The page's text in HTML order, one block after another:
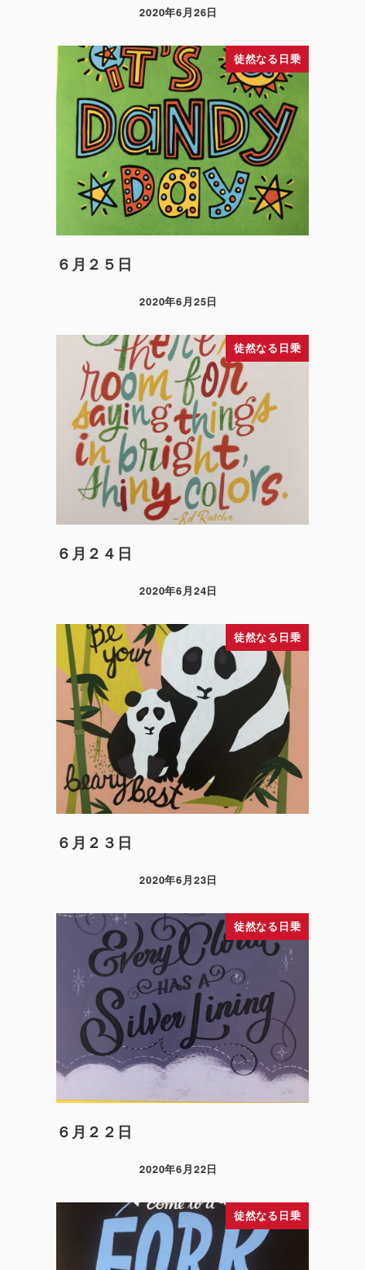
2020年6月26日
徒然なる日乗
６月２５日
2020年6月25日
徒然なる日乗
６月２４日
2020年6月24日
徒然なる日乗
６月２３日
2020年6月23日
徒然なる日乗
６月２２日
2020年6月22日
徒然なる日乗